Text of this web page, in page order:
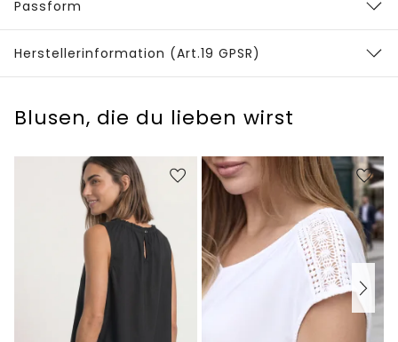
Passform
Herstellerinformation (Art.19 GPSR)
Blusen, die du lieben wirst